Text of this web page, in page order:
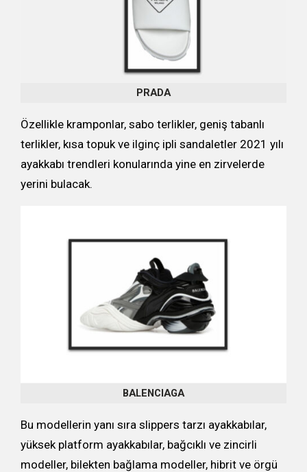
PRADA
Özellikle kramponlar, sabo terlikler, geniş tabanlı
terlikler, kısa topuk ve ilginç ipli sandaletler 2021 yılı
ayakkabı trendleri konularında yine en zirvelerde
yerini bulacak.
BALENCIAGA
Bu modellerin yanı sıra slippers tarzı ayakkabılar,
yüksek platform ayakkabılar, bağcıklı ve zincirli
modeller, bilekten bağlama modeller, hibrit ve örgü